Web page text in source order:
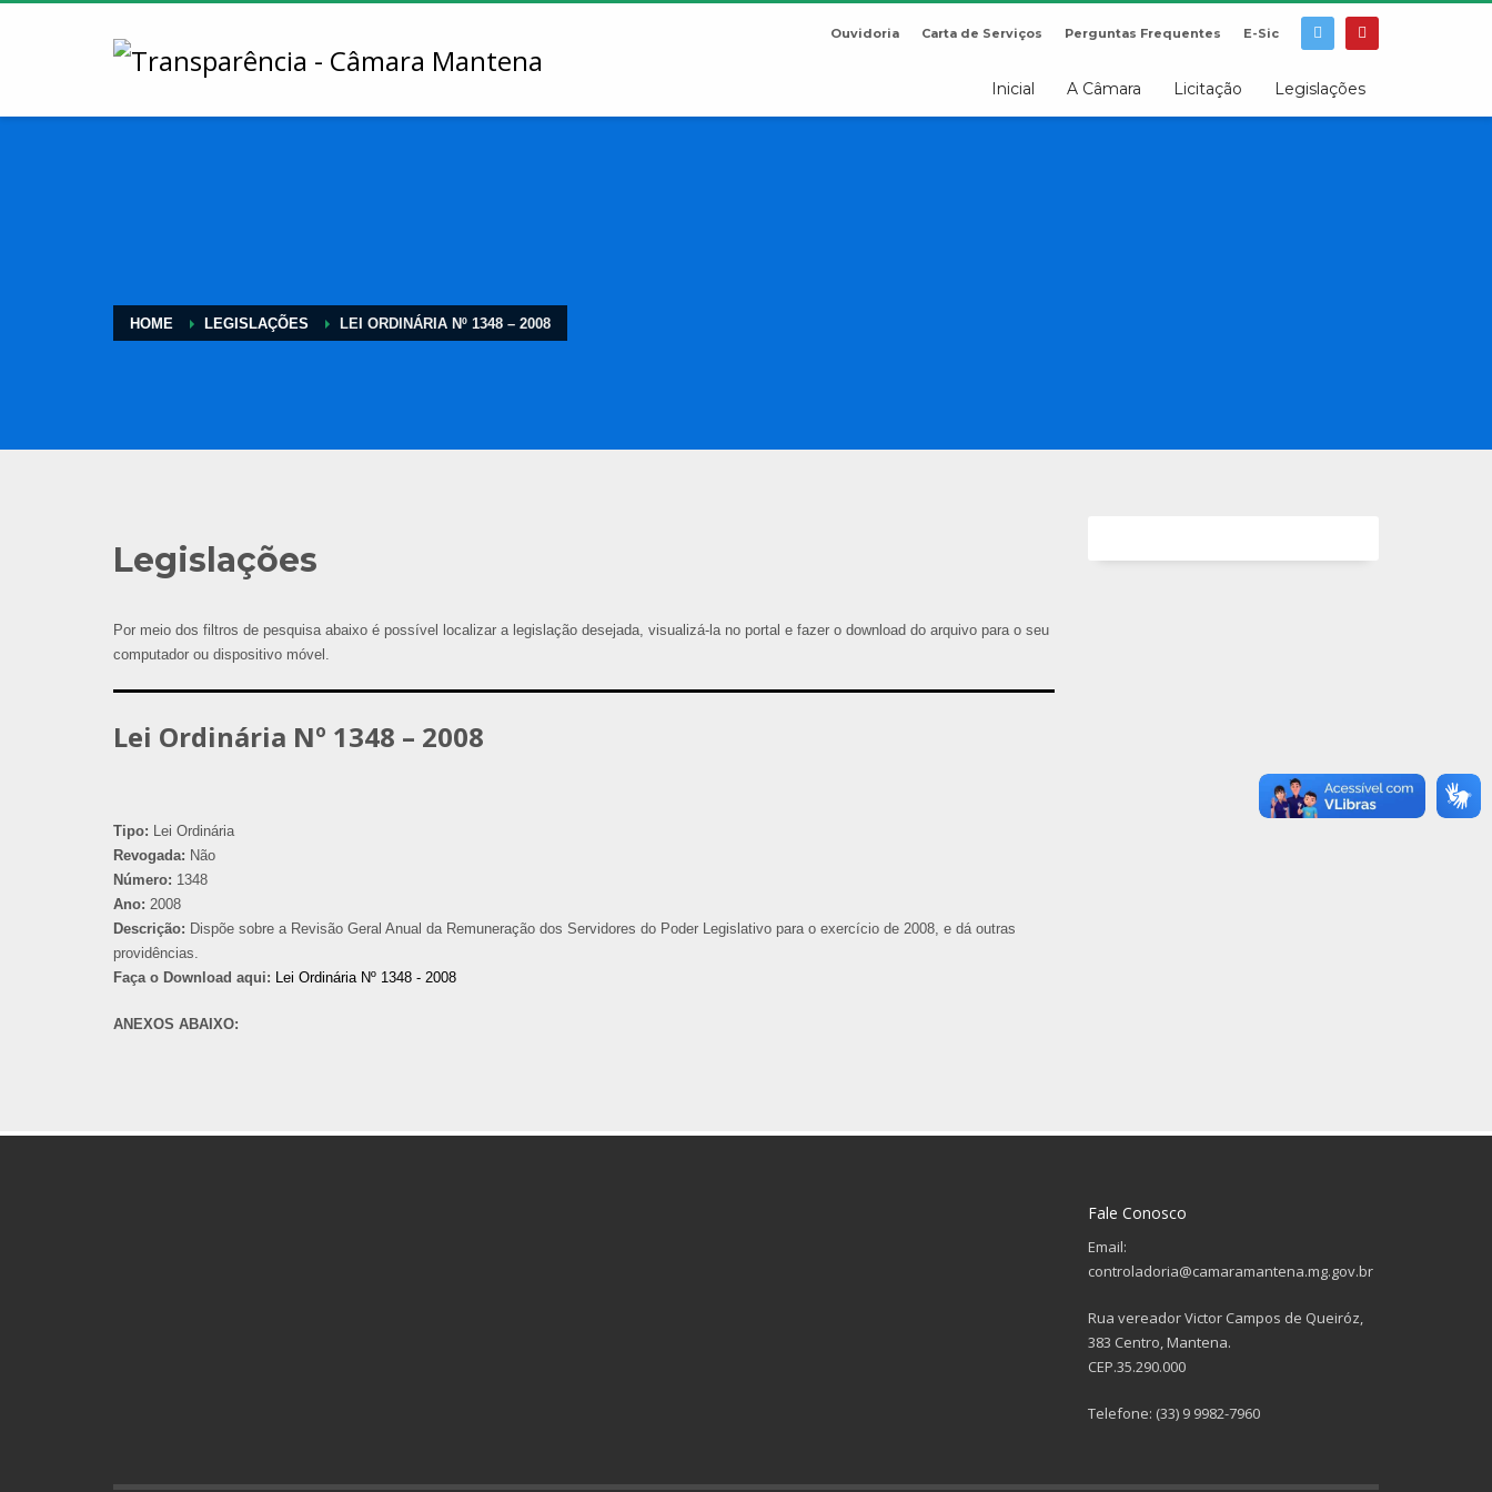
Ouvidoria Carta de Serviços Perguntas Frequentes E-Sic
Inicial A Câmara Licitação Legislações
HOME LEGISLAÇÕES LEI ORDINÁRIA Nº 1348 – 2008
Legislações
Por meio dos filtros de pesquisa abaixo é possível localizar a legislação desejada, visualizá-la no portal e fazer o download do arquivo para o seu
computador ou dispositivo móvel.
Lei Ordinária Nº 1348 – 2008
Tipo: Lei Ordinária
Revogada: Não
Número: 1348
Ano: 2008
Descrição: Dispõe sobre a Revisão Geral Anual da Remuneração dos Servidores do Poder Legislativo para o exercício de 2008, e dá outras
providências.
Faça o Download aqui: Lei Ordinária Nº 1348 - 2008
ANEXOS ABAIXO:
Fale Conosco
Email:
controladoria@camaramantena.mg.gov.br
Rua vereador Victor Campos de Queiróz,
383 Centro, Mantena.
CEP.35.290.000
Telefone: (33) 9 9982-7960